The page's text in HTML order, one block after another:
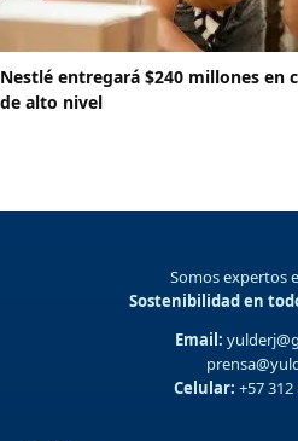
Nestlé entregará $240 millones en
de alto nivel
Somos expertos
Sostenibilidad en
Email:
Celular: +57 312